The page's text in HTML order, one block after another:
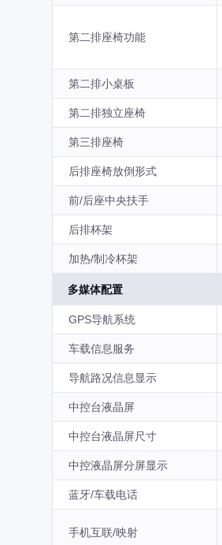
第二排座椅功能
第二排小桌板
第二排独立座椅
第三排座椅
后排座椅放倒形式
前/后座中央扶手
后排杯架
加热/制冷杯架
多媒体配置
GPS导航系统
车载信息服务
导航路况信息显示
中控台液晶屏
中控台液晶屏尺寸
中控液晶屏分屏显示
蓝牙/车载电话
手机互联/映射